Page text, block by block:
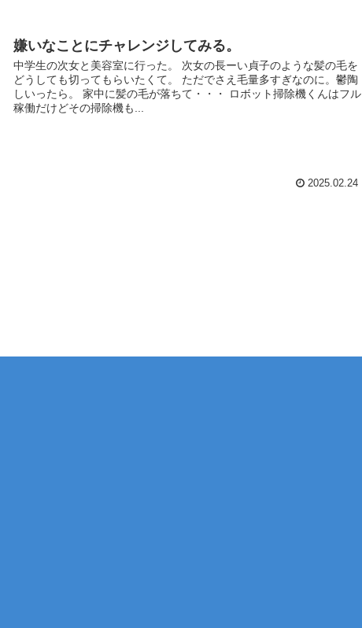
嫌いなことにチャレンジしてみる。
中学生の次女と美容室に行った。 次女の長ーい貞子のような髪の毛を
どうしても切ってもらいたくて。 ただでさえ毛量多すぎなのに。鬱陶
しいったら。 家中に髪の毛が落ちて・・・ ロボット掃除機くんはフル
稼働だけどその掃除機も...
2025.02.24